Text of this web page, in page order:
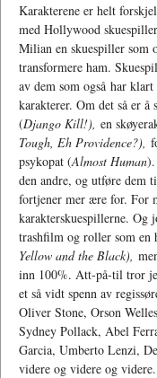
Karakterene er helt
med Hollywood
Milian en skuespiller som
transformere ham.
av dem som også har
karakterer. Om det så er
(Django Kill!), en
Tough, Eh Providence?),
psykopat (Almost Human).
den andre, og utføre dem
fortjener mer ære for. For
karakterskuespillerne. Og
trashfilm og roller som en
Yellow and the Black),
inn 100%. Att-på-til tror
et så vidt spenn av
Oliver Stone, Orson
Sydney Pollack, Abel
Garcia, Umberto Lenzi,
videre og videre og videre.